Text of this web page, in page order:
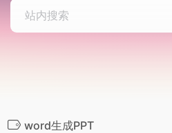
word生成PPT